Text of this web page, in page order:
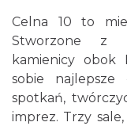
Celna 10 to
Stworzone z
kamienicy obok
sobie najlepsze
spotkań,
imprez. Trzy